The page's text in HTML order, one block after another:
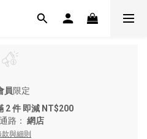
員限定
2 件 即減 NT$200
路： 網店
款與細則